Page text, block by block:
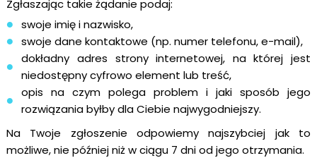
Zgłaszając takie żądanie podaj:
swoje imię i nazwisko,
swoje dane kontaktowe (np. numer telefonu, e-mail),
dokładny adres strony internetowej, na której jest
niedostępny cyfrowo element lub treść,
opis na czym polega problem i jaki sposób jego
rozwiązania byłby dla Ciebie najwygodniejszy.
Na Twoje zgłoszenie odpowiemy najszybciej jak to
możliwe, nie później niż w ciągu 7 dni od jego otrzymania.